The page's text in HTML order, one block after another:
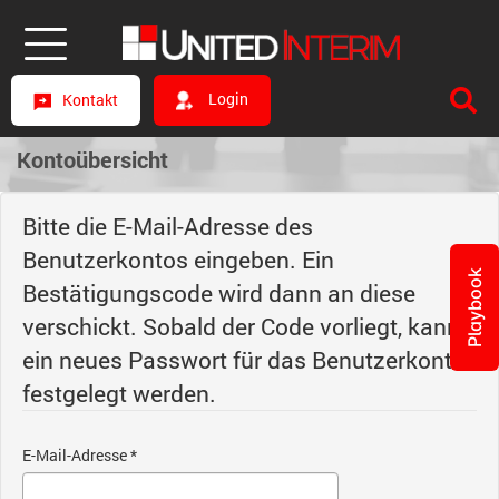
Kontakt Login
Kontoübersicht
Bitte die E-Mail-Adresse des
Benutzerkontos eingeben. Ein
Bestätigungscode wird dann an diese
verschickt. Sobald der Code vorliegt, kann
ein neues Passwort für das Benutzerkonto
festgelegt werden.
E-Mail-Adresse*
Playbook